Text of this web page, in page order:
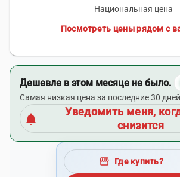
Национальная цена
Посмотреть цены рядом с
Дешевле в этом месяце не было.
Самая низкая цена за последние 30
notifications
Уведомить меня,
снизится
storefront Где купить?